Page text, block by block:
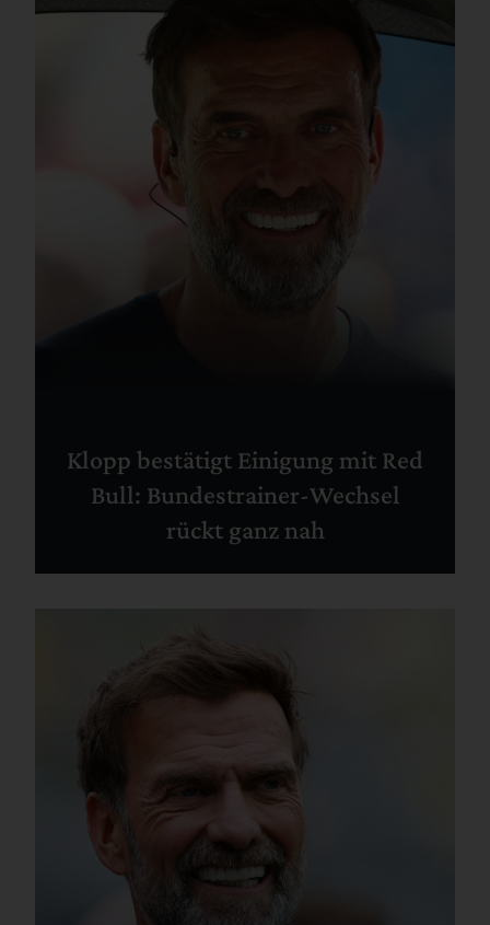
Klopp bestätigt Einigung mit Red
Bull: Bundestrainer-Wechsel
rückt ganz nah